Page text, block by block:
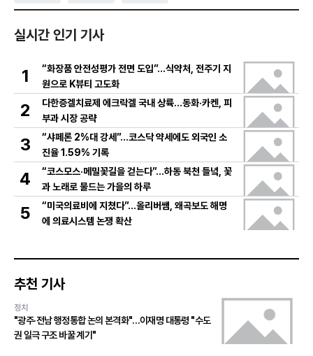
실시간 인기 기사
1
“화장품 안전성평가 전면 도입”…식약처, 전주기 지
원으로 K뷰티 고도화
2
다한증겔치료제 에크락겔 국내 상륙…동화·카켄, 피
부과 시장 공략
3
“샤페론 2%대 강세”…코스닥 약세에도 외국인 소
진율 1.59% 기록
4
“코스모스·메밀꽃길을 걷는다”…하동 북천 들녘, 꽃
과 노래로 물드는 가을의 하루
5
“미국의료비에 지쳤다”…올리버쌤, 왜곡보도 해명
에 의료시스템 논쟁 확산
추천 기사
정치
"광주·전남 행정통합 논의 본격화"…이재명 대통령 "수도
권 일극 구조 바꿀 계기"